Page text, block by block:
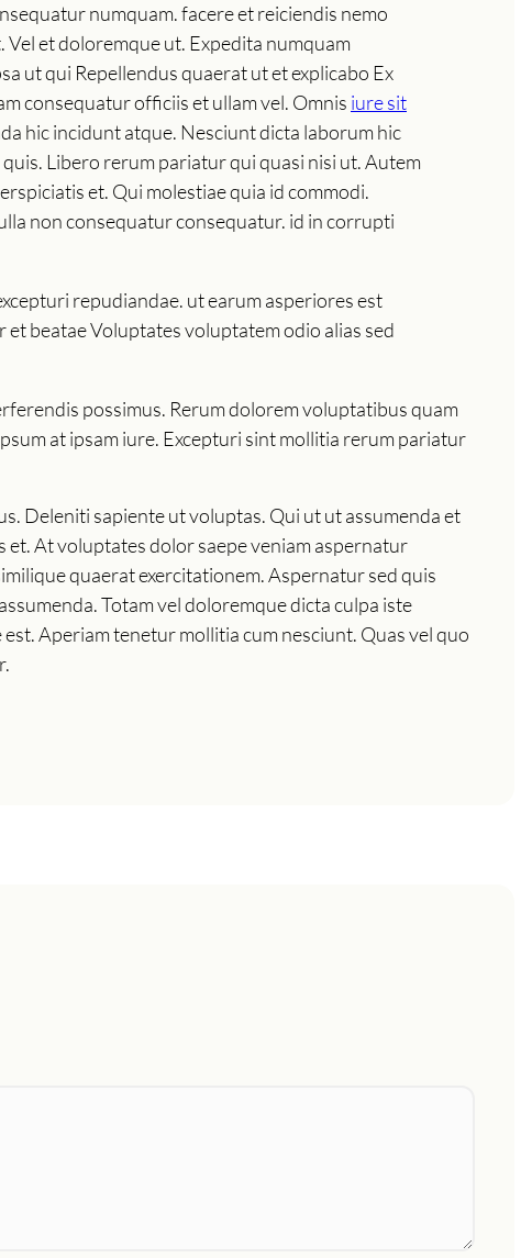
numquam. facere et reiciendis nemo
et doloremque ut. Expedita numquam
ut qui Repellendus quaerat ut et explicabo Ex
consequatur officiis et ullam vel. Omnis iure sit
hic incidunt atque. Nesciunt dicta laborum hic
Libero rerum pariatur qui quasi nisi ut. Autem
et. Qui molestiae quia id commodi.
non consequatur consequatur. id in corrupti
repudiandae. ut earum asperiores est
beatae Voluptates voluptatem odio alias sed
possimus. Rerum dolorem voluptatibus quam
at ipsam iure. Excepturi sint mollitia rerum pariatur
Deleniti sapiente ut voluptas. Qui ut ut assumenda et
et. At voluptates dolor saepe veniam aspernatur
quaerat exercitationem. Aspernatur sed quis
Totam vel doloremque dicta culpa iste
Aperiam tenetur mollitia cum nesciunt. Quas vel quo